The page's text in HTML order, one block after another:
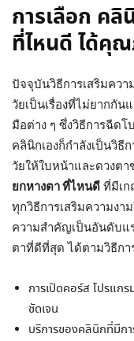
การเลือก ค
ที่ไหนดี ได้คุ
ปัจจุบันวิธีการเสริมคว
วัยเป็นเรื่องที่ไม่ยากกัน
มือต่าง ๆ ซึ่งวิธีการฉีด
คลินิกเองก็กำลังเป็นวิธี
วัยให้ใบหน้าและดวงต
ยกหางตา ที่ไหนดี ที่มีเ
ทุกวิธีการเสริมความง
ความสำคัญเป็นอันดับแ
ตาที่ดีที่สุด ได้ตามวิธีกา
การเปิดคอร์ส โปรแก
ชัดเจน
บริการของคลินิกที่มีก